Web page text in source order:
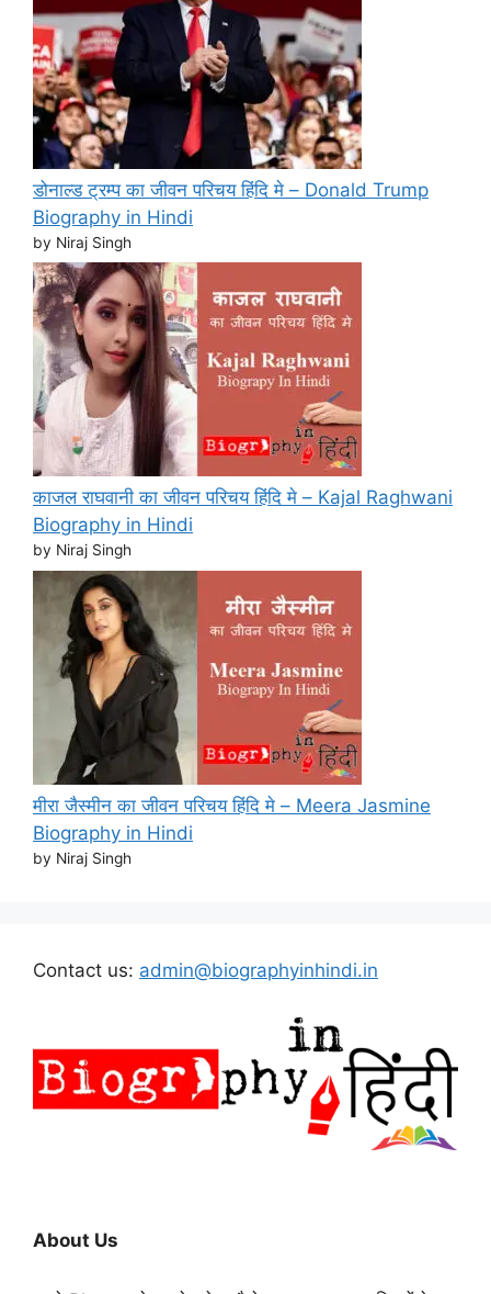
डोनाल्ड ट्रम्प का जीवन परिचय हिंदि मे – Donald Trump
Biography in Hindi
by Niraj Singh
काजल राघवानी का जीवन परिचय हिंदि मे – Kajal Raghwani
Biography in Hindi
by Niraj Singh
मीरा जैस्मीन का जीवन परिचय हिंदि मे – Meera Jasmine
Biography in Hindi
by Niraj Singh
Contact us: admin@biographyinhindi.in
About Us